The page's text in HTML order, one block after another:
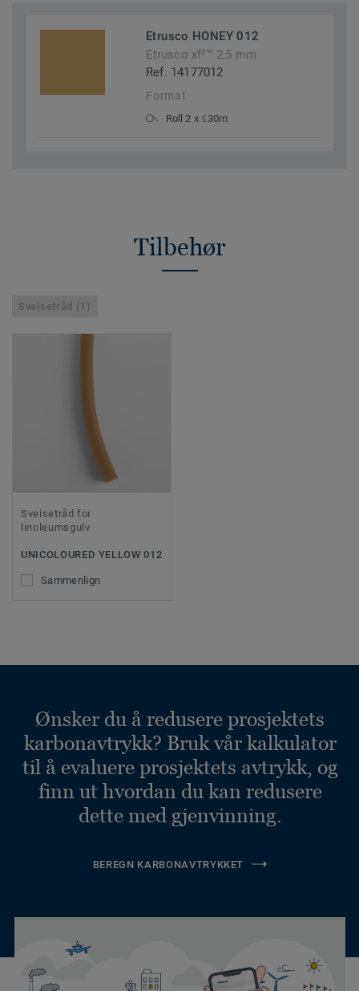
Etrusco HONEY 012
Etrusco xf²™ 2,5 mm
Ref. 14177012
Format
Roll 2 x ≤30m
Tilbehør
Sveisetråd (1)
Sveisetråd for
linoleumsgulv
UNICOLOURED YELLOW 012
Sammenlign
Ønsker du å redusere prosjektets
karbonavtrykk? Bruk vår kalkulator
til å evaluere prosjektets avtrykk, og
finn ut hvordan du kan redusere
dette med gjenvinning.
BEREGN KARBONAVTRYKKET